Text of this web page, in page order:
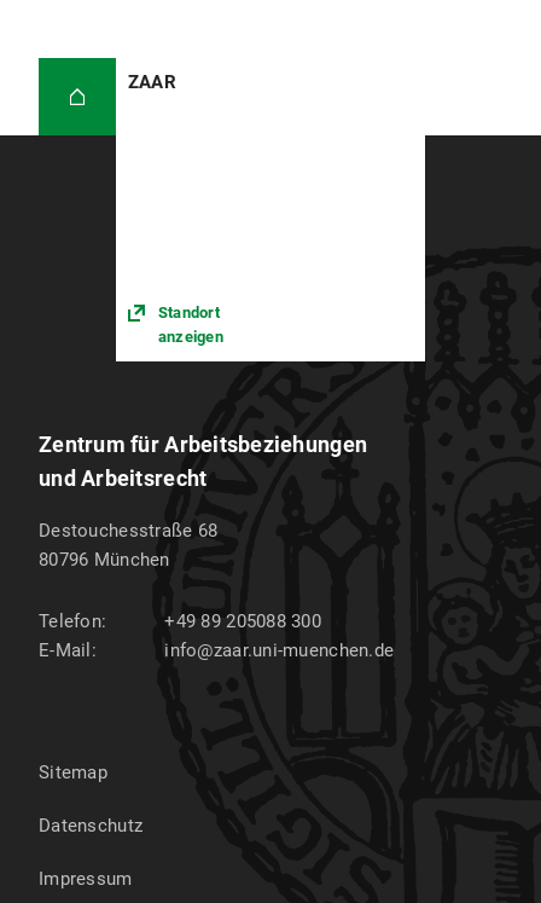
ZAAR
Standort
anzeigen
Zentrum für Arbeitsbeziehungen
und Arbeitsrecht
Destouchesstraße 68
80796 München
Telefon:
+49 89 205088 300
E-Mail:
info@zaar.uni-muenchen.de
Sitemap
Datenschutz
Impressum